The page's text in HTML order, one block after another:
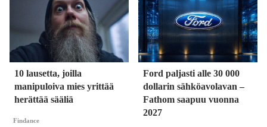
10 lausetta, joilla
manipuloiva mies yrittää
herättää sääliä
Findance
Ford paljasti alle 30 000
dollarin sähköavolavan –
Fathom saapuu vuonna
2027